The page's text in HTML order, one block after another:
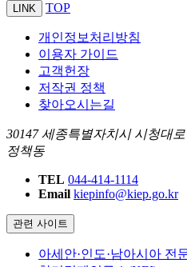
LINK TOP
개인정보처리방침
이용자 가이드
고객헌장
저작권 정책
찾아오시는길
30147 세종특별자치시 시청대
정책동
TEL 044-414-1114
Email kiepinfo@kiep.go.kr
관련 사이트
아세안·인도·남아시아 전